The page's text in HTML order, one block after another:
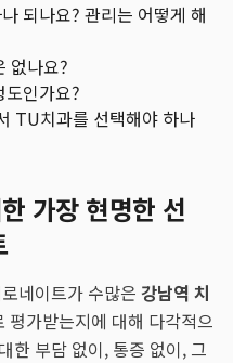
되나요? 관리는 어떻게 해
없나요?
인가요?
TU치과를 선택해야 하나
가장 현명한 선
네이트가 수많은 강남역 치
평가받는지에 대해 다각적으
한 부담 없이, 통증 없이, 그